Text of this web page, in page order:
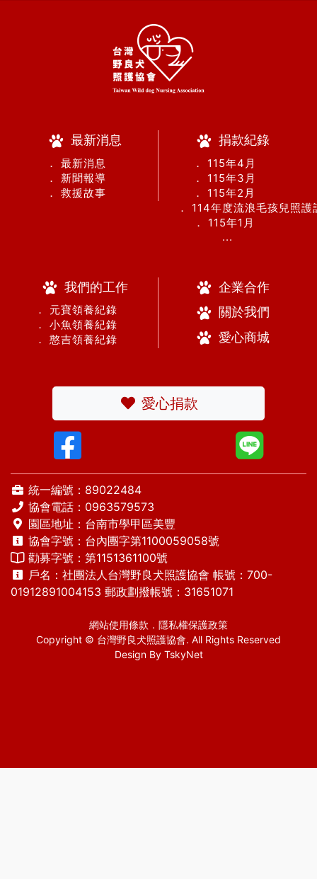
最新消息
． 最新消息
． 新聞報導
． 救援故事
捐款紀錄
． 115年4月
． 115年3月
． 115年2月
． 114年度流浪毛孩兒照
． 115年1月
...
我們的工作
． 元寶領養紀錄
． 小魚領養紀錄
． 憨吉領養紀錄
企業合作
關於我們
愛心商城
愛心捐款
統一編號：89022484
協會電話： 0963579573
園區地址：台南市學甲區美豐
協會字號：台內團字第1100059058號
勸募字號：第1151361100號
戶名：社團法人台灣野良犬照護協會 帳號：700-
01912891004153 郵政劃撥帳號：31651071
網站使用條款 ． 隱私權保護政策
Copyright © 台灣野良犬照護協會. All Rights Reserved
Design By TskyNet